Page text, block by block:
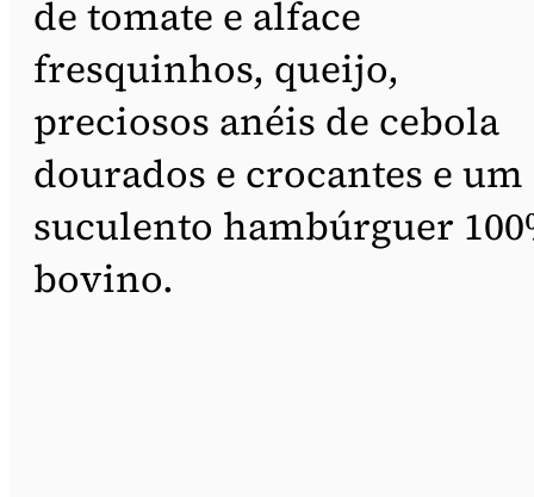
de tomate e alface
fresquinhos, queijo,
preciosos anéis de cebola
dourados e crocantes e um
suculento hambúrguer
bovino.